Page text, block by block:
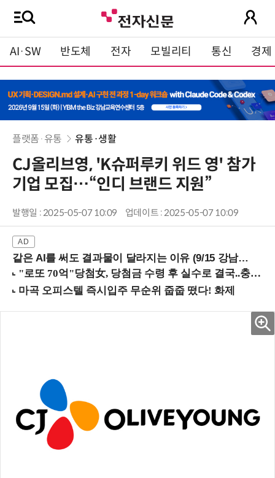
AI·SW 반도체 전자 모빌리티 통신 경제
플랫폼·유통 유통·생활
CJ올리브영, 'K슈퍼루키 위드 영' 참가
기업 모집…“인디 브랜드 지원”
발행일 : 2025-05-07 10:09 업데이트 : 2025-05-07 10:09
같은 AI를 써도 결과물이 달라지는 이유 (9/15 강남역)